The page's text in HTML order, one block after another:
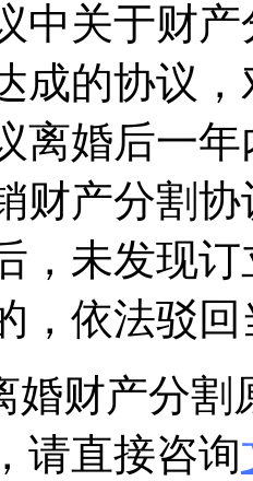
中关于财
成的协议
离婚后一
财产分割
，未发现
，依法驳
婚财产分
请直接咨询